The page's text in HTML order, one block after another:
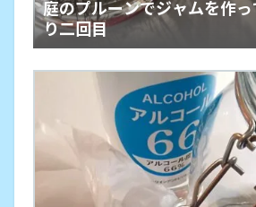
庭のプルーンでジャムを作
り二回目